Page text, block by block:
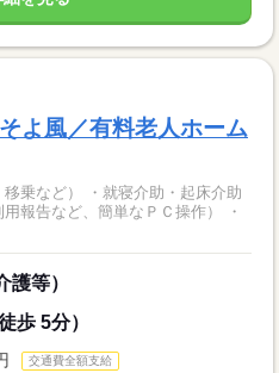
よ風／有料老人ホーム
乗など） ・就寝介助・起床介助
報告など、簡単なＰＣ操作） ・
等）
歩 5分）
交通費全額支給